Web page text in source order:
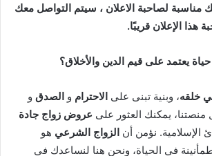
مناسبة لصاحبة الاعلان ، سيتم التواصل معك
الإعلان قريبًا.
يعتمد على قيم الدين والأخلاق؟
خلقه، وبنية تبنى على الاحترام و الصدق و
يمكنك العثور على عروض زواج جادة
الإسلامية. نؤمن أن الزواج الشرعي هو
في الحياة، ونحن هنا لنساعدك في